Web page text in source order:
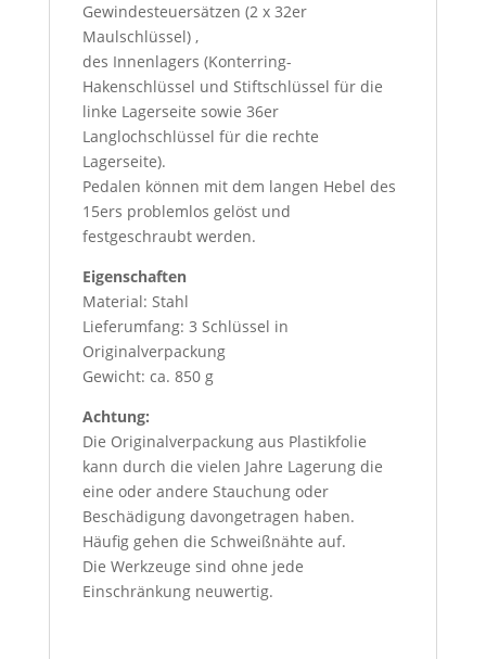
Gewindesteuersätzen (2 x 32er
Maulschlüssel) ,
des Innenlagers (Konterring-
Hakenschlüssel und Stiftschlüssel für die
linke Lagerseite sowie 36er
Langlochschlüssel für die rechte
Lagerseite).
Pedalen können mit dem langen Hebel des
15ers problemlos gelöst und
festgeschraubt werden.
Eigenschaften
Material: Stahl
Lieferumfang: 3 Schlüssel in
Originalverpackung
Gewicht: ca. 850 g
Achtung:
Die Originalverpackung aus Plastikfolie
kann durch die vielen Jahre Lagerung die
eine oder andere Stauchung oder
Beschädigung davongetragen haben.
Häufig gehen die Schweißnähte auf.
Die Werkzeuge sind ohne jede
Einschränkung neuwertig.